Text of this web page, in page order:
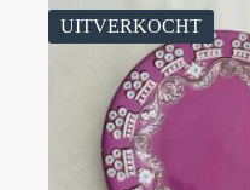
UITVERKOCHT